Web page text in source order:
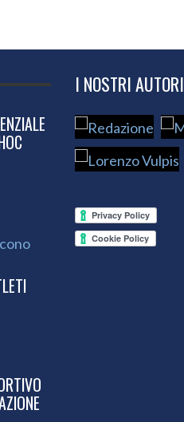
I NOSTRI AUTORI